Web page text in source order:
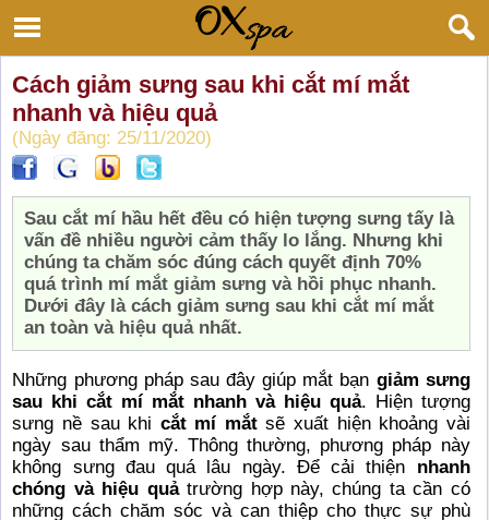
Cách giảm sưng sau khi cắt mí mắt
nhanh và hiệu quả
(Ngày đăng: 25/11/2020)
Sau cắt mí hầu hết đều có hiện tượng sưng tấy là
vấn đề nhiều người cảm thấy lo lắng. Nhưng khi
chúng ta chăm sóc đúng cách quyết định 70%
quá trình mí mắt giảm sưng và hồi phục nhanh.
Dưới đây là cách giảm sưng sau khi cắt mí mắt
an toàn và hiệu quả nhất.
Những phương pháp sau đây giúp mắt bạn giảm sưng
sau khi cắt mí mắt nhanh và hiệu quả. Hiện tượng
sưng nề sau khi cắt mí mắtsẽ xuất hiện khoảng vài
ngày sau thẩm mỹ. Thông thường, phương pháp này
không sưng đau quá lâu ngày. Để cải thiện nhanh
chóng và hiệu quảtrường hợp này, chúng ta cần có
những cách chăm sóc và can thiệp cho thực sự phù